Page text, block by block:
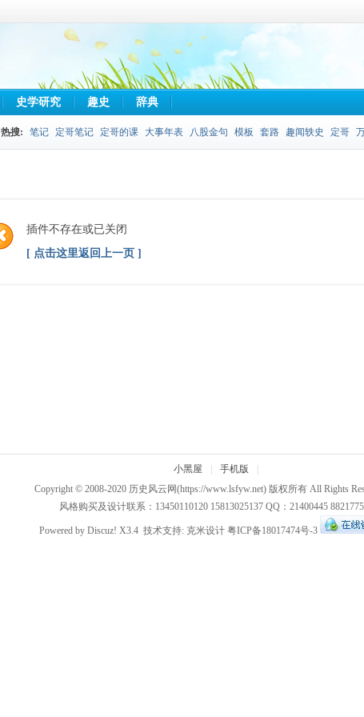
史学研究 趣史 辞典
热搜: 笔记 定哥笔记 定哥的课 大事年表 八股金句 模板 套路 趣闻轶史 定哥
插件不存在或已关闭
[ 点击这里返回上一页 ]
小黑屋 手机版
Copyright © 2008-2020 历史风云网(https://www.lsfyw.net) 版权所有 All Rights
风格购买及设计联系：13450110120 15813025137 QQ：21400445 8821775
Powered by Discuz! X3.4 技术支持: 克米设计 粤ICP备18017474号-3